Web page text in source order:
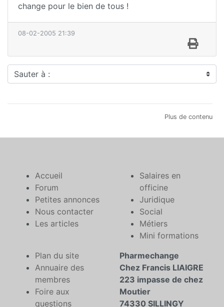
change pour le bien de tous !
08-02-2005 21:39
Sauter à :
Plus de contenu
Accueil
Forum
Petites annonces
Nous contacter
Les articles
Salaires en
officine
Juridique
Social
Métiers
Mini formations
Plan du site
Annuaire des
membres
Foire aux
questions
Pharmechange
Chez Francis LIAIGRE
223 impasse de chez
Moutier
74330 SILLINGY